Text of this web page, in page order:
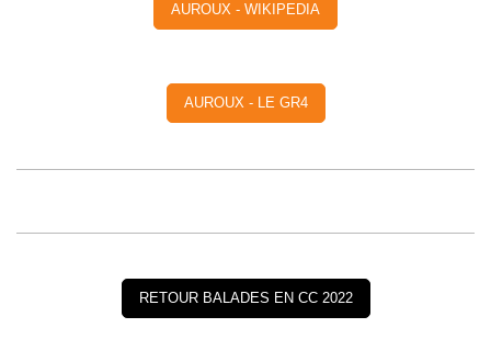
AUROUX - WIKIPEDIA
AUROUX - LE GR4
RETOUR BALADES EN CC 2022